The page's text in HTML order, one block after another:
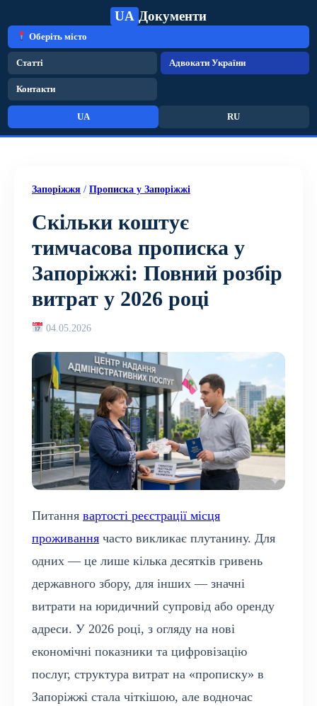
UA Документи
Оберіть місто
Статті Адвокати України
Контакти
UA RU
Запоріжжя / Прописка у Запоріжжі
Скільки коштує
тимчасова прописка у
Запоріжжі: Повний розбір
витрат у 2026 році
04.05.2026
Питання вартості реєстрації місця
проживання часто викликає плутанину. Для
одних — це лише кілька десятків гривень
державного збору, для інших — значні
витрати на юридичний супровід або оренду
адреси. У 2026 році, з огляду на нові
економічні показники та цифровізацію
послуг, структура витрат на «прописку» в
Запоріжжі стала чіткішою, але водночас